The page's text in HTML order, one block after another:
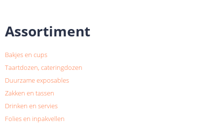
Assortiment
Bakjes en cups
Taartdozen, cateringdozen
Duurzame exposables
Zakken en tassen
Drinken en servies
Folies en inpakvellen